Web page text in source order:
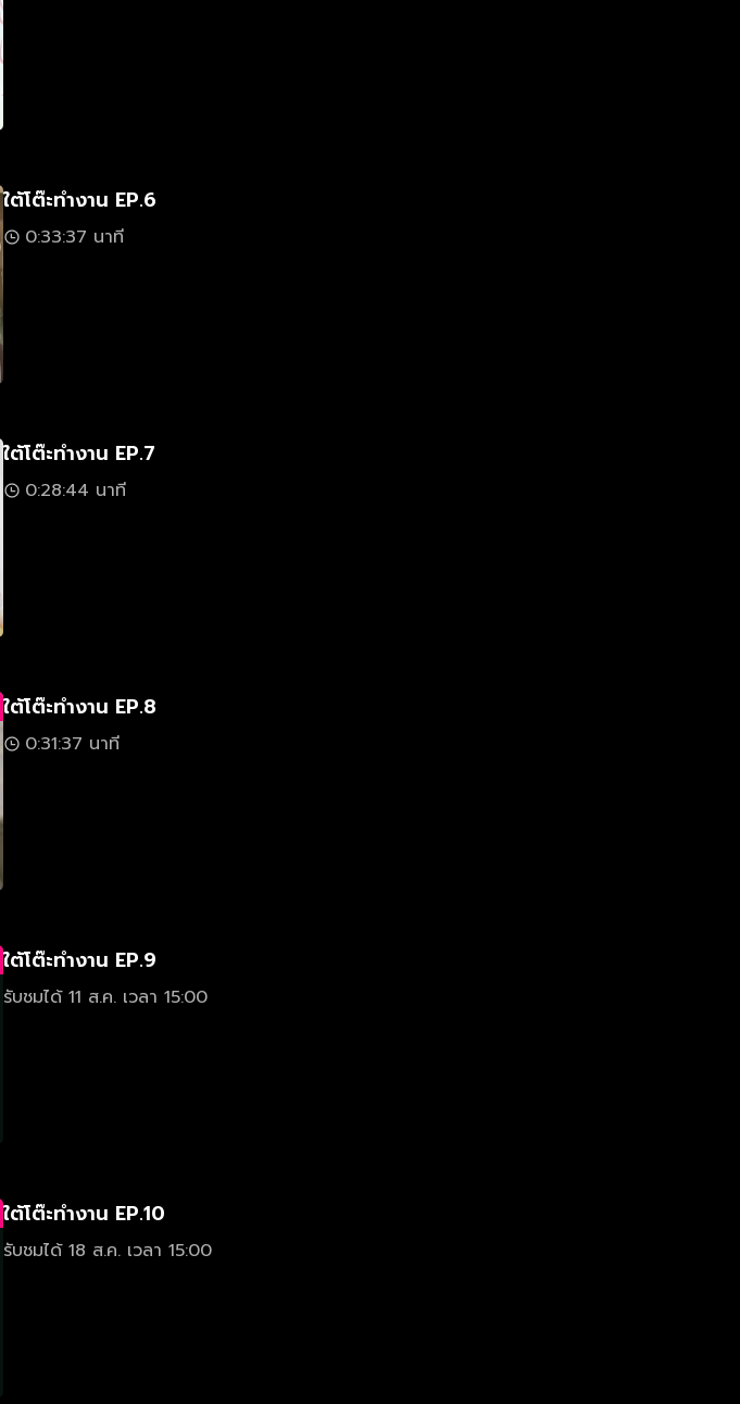
ใต้โต๊ะทำงาน EP.6
0:33:37 นาที
ใต้โต๊ะทำงาน EP.7
0:28:44 นาที
ใต้โต๊ะทำงาน EP.8
0:31:37 นาที
ใต้โต๊ะทำงาน EP.9
รับชมได้ 11 ส.ค. เวลา 15:00
ใต้โต๊ะทำงาน EP.10
รับชมได้ 18 ส.ค. เวลา 15:00